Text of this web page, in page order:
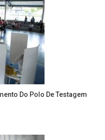
Do Polo De Testagem